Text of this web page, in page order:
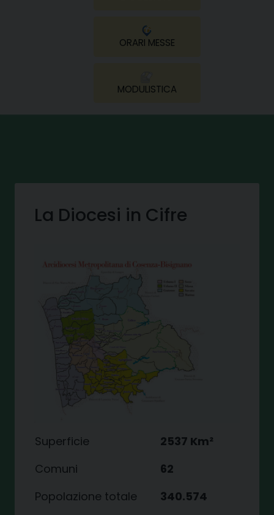
ORARI MESSE
MODULISTICA
La Diocesi in Cifre
Superficie 2537 Km²
Comuni
62
Popolazione totale
340.574